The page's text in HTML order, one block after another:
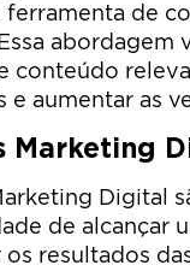
de
abordagem
conteúdo
aumentar as
Marketing
Digital
de alcançar
resultados